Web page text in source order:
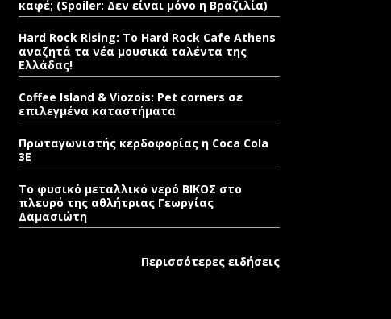
καφέ; (Spoiler: Δεν είναι μόνο η Βραζιλία)
Hard Rock Rising: Το Hard Rock Cafe Athens
αναζητά τα νέα μουσικά ταλέντα της
Ελλάδας!
Coffee Island & Viozois: Pet corners σε
επιλεγμένα καταστήματα
Πρωταγωνιστής κερδοφορίας η Coca Cola
3E
Το φυσικό μεταλλικό νερό ΒΙΚΟΣ στο
πλευρό της αθλήτριας Γεωργίας
Δαμασιώτη
Περισσότερες ειδήσεις